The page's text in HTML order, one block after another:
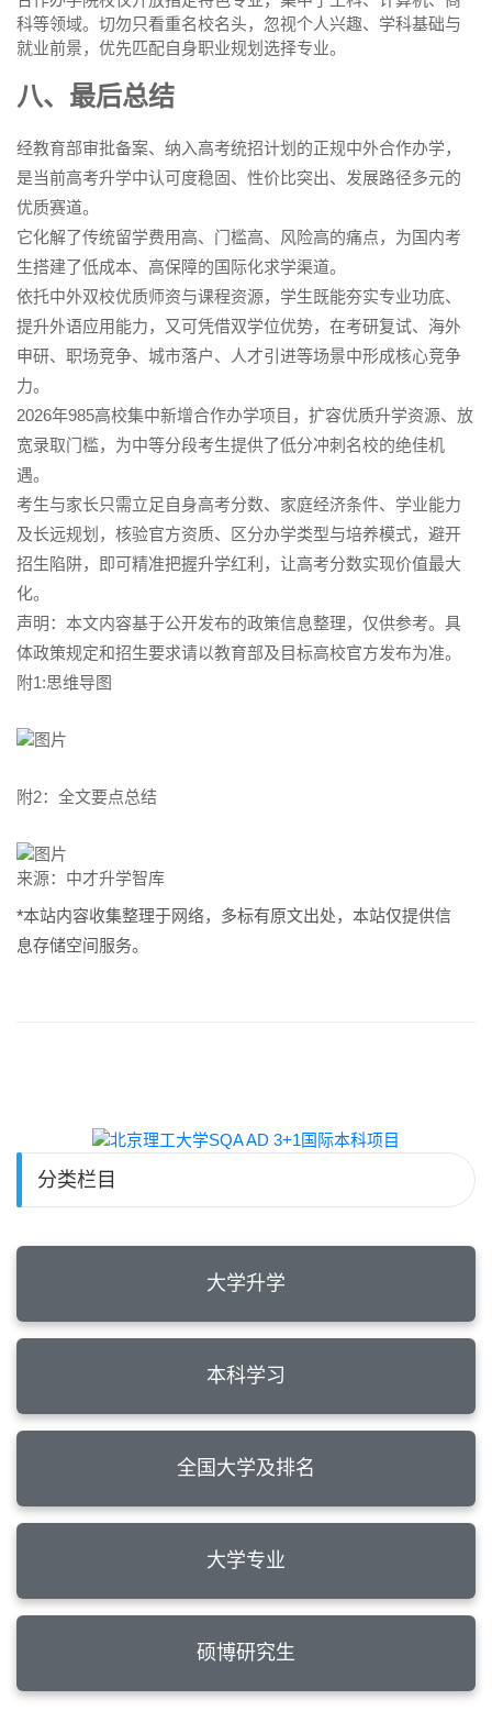
科等领域。切勿只看重名校名头，忽视个人兴趣、学科基础与
就业前景，优先匹配自身职业规划选择专业。
八、最后总结
经教育部审批备案、纳入高考统招计划的正规中外合作办学，
是当前高考升学中认可度稳固、性价比突出、发展路径多元的
优质赛道。
它化解了传统留学费用高、门槛高、风险高的痛点，为国内考
生搭建了低成本、高保障的国际化求学渠道。
依托中外双校优质师资与课程资源，学生既能夯实专业功底、
提升外语应用能力，又可凭借双学位优势，在考研复试、海外
申研、职场竞争、城市落户、人才引进等场景中形成核心竞争
力。
2026年985高校集中新增合作办学项目，扩容优质升学资源、放
宽录取门槛，为中等分段考生提供了低分冲刺名校的绝佳机
遇。
考生与家长只需立足自身高考分数、家庭经济条件、学业能力
及长远规划，核验官方资质、区分办学类型与培养模式，避开
招生陷阱，即可精准把握升学红利，让高考分数实现价值最大
化。
声明：本文内容基于公开发布的政策信息整理，仅供参考。具
体政策规定和招生要求请以教育部及目标高校官方发布为准。
附1:思维导图
附2：全文要点总结
来源：中才升学智库
*本站内容收集整理于网络，多标有原文出处，本站仅提供信
息存储空间服务。
分类栏目
大学升学
本科学习
全国大学及排名
大学专业
硕博研究生